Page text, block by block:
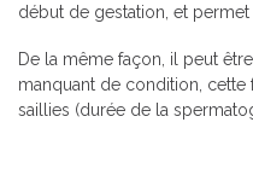
début de gestation, et permet
De la même façon, il peut
manquant de condition,
saillies (durée de la